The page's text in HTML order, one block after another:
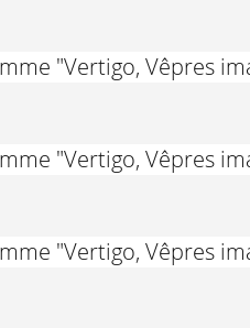
"Vertigo, Vêpres
"Vertigo, Vêpres
"Vertigo, Vêpres